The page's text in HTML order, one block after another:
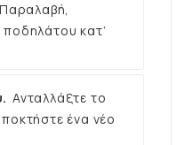
Παραλαβή,
κατ’
Ανταλλάξτε το
ένα νέο